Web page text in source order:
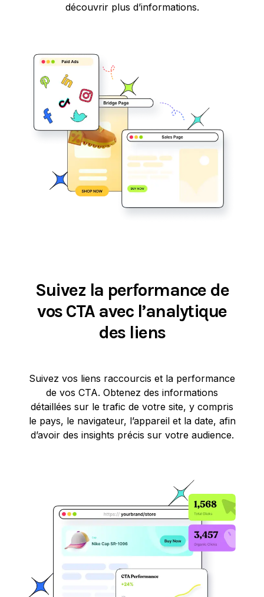
découvrir plus d’informations.
Suivez la performance de
vos CTA avec l’analytique
des liens
Suivez vos liens raccourcis et la performance
de vos CTA. Obtenez des informations
détaillées sur le trafic de votre site, y compris
le pays, le navigateur, l’appareil et la date, afin
d’avoir des insights précis sur votre audience.